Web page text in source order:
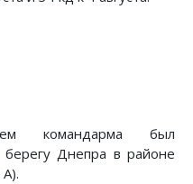
командарма был
Днепра в районе